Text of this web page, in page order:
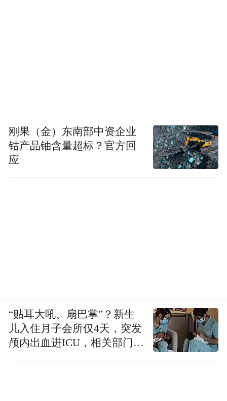
刚果（金）东南部中资企业
钴产品铀含量超标？官方回
应
“贴耳大吼、扇巴掌”？新生
儿入住月子会所仅4天，突发
颅内出血进ICU，相关部门已